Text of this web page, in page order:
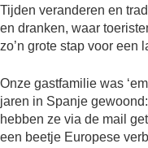
Tijden veranderen en
en dranken, waar
zo’n grote stap voor een
Onze gastfamilie was
jaren in Spanje
hebben ze via de mail
een beetje Europese